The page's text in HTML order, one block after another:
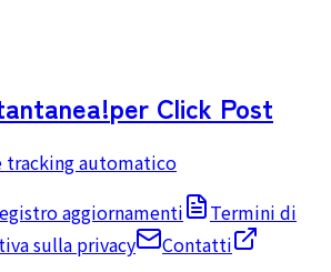
per Click Post
tracking automatico
aggiornamenti
Termini di
sulla privacy
Contatti